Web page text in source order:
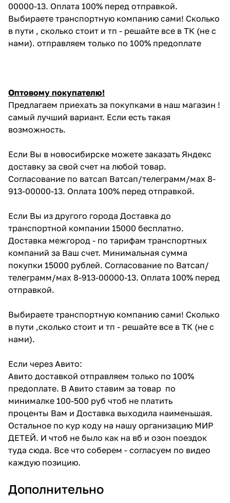
00000-13. Оплата 100% перед отправкой.
Выбираете транспортную компанию сами! Сколько
в пути , сколько стоит и тп - решайте все в ТК (не с
нами). отправляем только по 100% предоплате
Оптовому покупателю!
Предлагаем приехать за покупками в наш магазин !
самый лучший вариант. Если есть такая
возможность.
Если Вы в новосибирске можете заказать Яндекс
доставку за свой счет на любой товар.
Согласование по ватсап Ватсап/телеграмм/мах 8-
913-00000-13. Оплата 100% перед отправкой.
Если Вы из другого города Доставка до
транспортной компании 15000 бесплатно.
Доставка межгород - по тарифам транспортных
компаний за Ваш счет. Минимальная сумма
покупки 15000 рублей. Согласование по Ватсап/
телеграмм/мах 8-913-00000-13. Оплата 100% перед
отправкой.
Выбираете транспортную компанию сами! Сколько
в пути ,сколько стоит и тп - решайте все в ТК (не с
нами).
Если через Авито:
Авито доставкой отправляем только по 100%
предоплате. В Авито ставим за товар по
минималке 100-500 руб чтоб не платить
проценты Вам и Доставка выходила наименьшая.
Остальное по кур коду на нашу организацию МИР
ДЕТЕЙ. И чтоб не было как на вб и озон поездок
туда сюда. Все что соберем - согласуем по видео
каждую позицию.
Дополнительно